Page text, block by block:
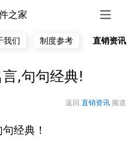
之家
我们 制度参考 直销资讯
,句句经典!
返回 直销资讯 频道
经典！